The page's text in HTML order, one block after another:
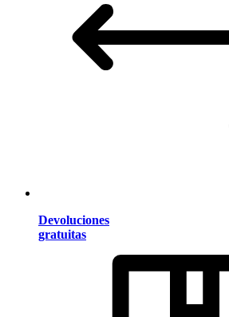
Devoluciones
gratuitas